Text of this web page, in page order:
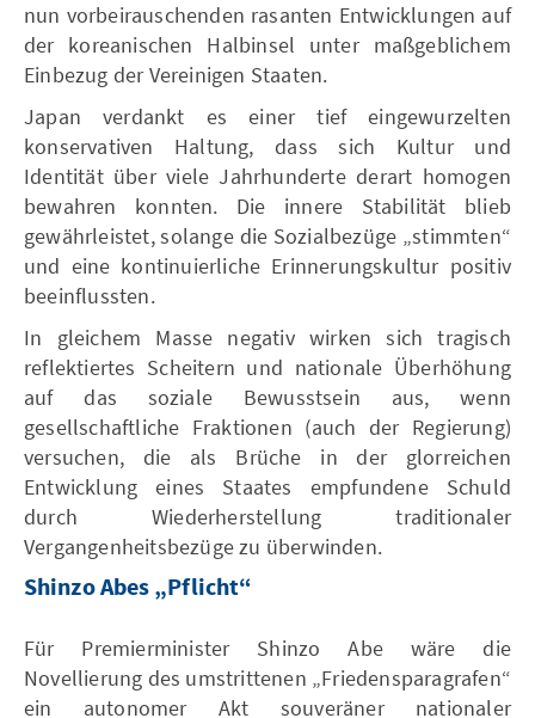
nun vorbeirauschenden rasanten Entwicklungen auf
der koreanischen Halbinsel unter maßgeblichem
Einbezug der Vereinigen Staaten.
Japan verdankt es einer tief eingewurzelten
konservativen Haltung, dass sich Kultur und
Identität über viele Jahrhunderte derart homogen
bewahren konnten. Die innere Stabilität blieb
gewährleistet, solange die Sozialbezüge „stimmten“
und eine kontinuierliche Erinnerungskultur positiv
beeinflussten.
In gleichem Masse negativ wirken sich tragisch
reflektiertes Scheitern und nationale Überhöhung
auf das soziale Bewusstsein aus, wenn
gesellschaftliche Fraktionen (auch der Regierung)
versuchen, die als Brüche in der glorreichen
Entwicklung eines Staates empfundene Schuld
durch Wiederherstellung traditionaler
Vergangenheitsbezüge zu überwinden.
Shinzo Abes „Pflicht“
Für Premierminister Shinzo Abe wäre die
Novellierung des umstrittenen „Friedensparagrafen“
ein autonomer Akt souveräner nationaler